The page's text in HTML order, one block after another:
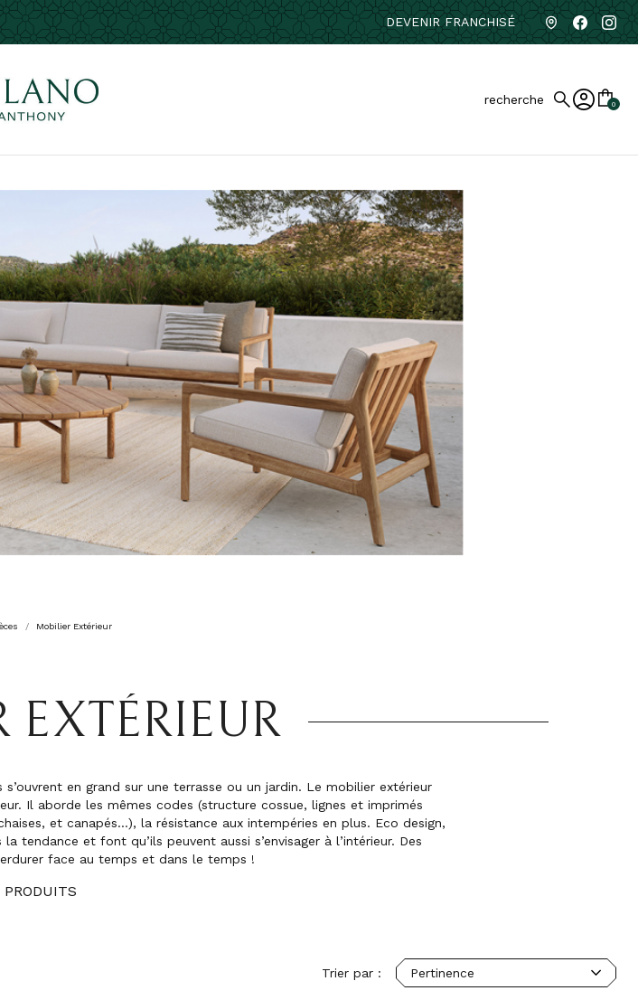
DEVENIR FRANCHISÉ
recherche 0
Mobilier Extérieur
EXTÉRIEUR
en grand sur une terrasse ou un jardin. Le mobilier extérieur
Il aborde les mêmes codes (structure cossue, lignes et imprimés
et canapés…), la résistance aux intempéries en plus. Eco design,
tendance et font qu’ils peuvent aussi s’envisager à l’intérieur. Des
face au temps et dans le temps !
PRODUITS
Trier par : Pertinence